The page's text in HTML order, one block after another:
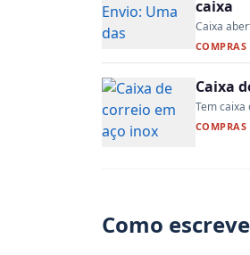
caixa
Caixa
COMPRAS
Caixa
Tem
COMPRAS
Como